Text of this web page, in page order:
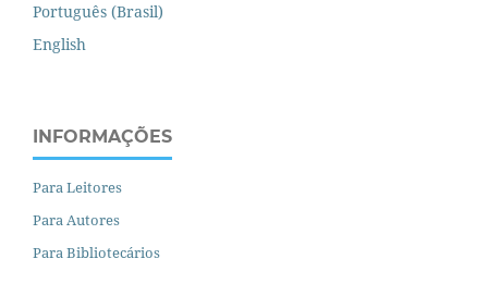
Português (Brasil)
English
INFORMAÇÕES
Para Leitores
Para Autores
Para Bibliotecários